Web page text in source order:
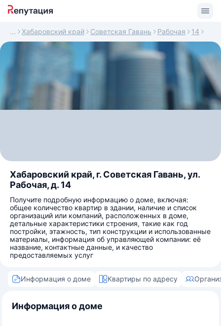
Хабаровский край Советская Гавань Рабочая 14
Хабаровский край, г. Советская Гавань, ул.
Рабочая, д. 14
Получите подробную информацию о доме, включая:
общее количество квартир в здании, наличие и список
организаций или компаний, расположенных в доме,
детальные характеристики строения, такие как год
постройки, этажность, тип конструкции и использованные
материалы, информация об управляющей компании: её
название, контактные данные, и качество
предоставляемых услуг
Информация о доме Квартиры по адресу
Информация о доме